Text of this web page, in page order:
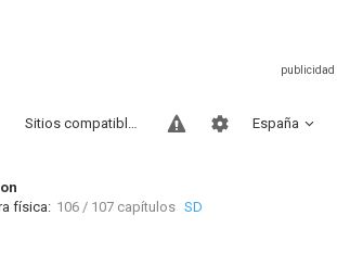
España
Sitios compatibles
física: 106 / 107 capítulos SD